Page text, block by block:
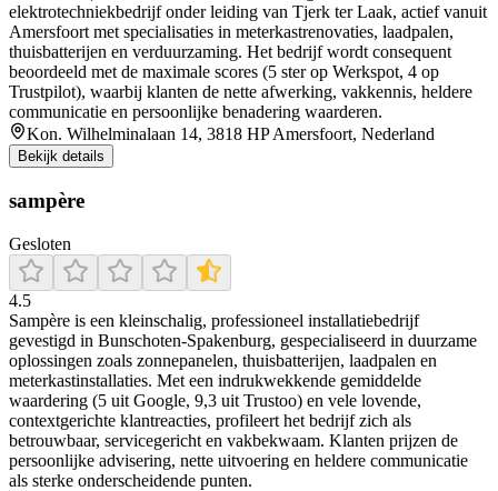
elektrotechniekbedrijf onder leiding van Tjerk ter Laak, actief vanuit
Amersfoort met specialisaties in meterkastrenovaties, laadpalen,
thuisbatterijen en verduurzaming. Het bedrijf wordt consequent
beoordeeld met de maximale scores (5 ster op Werkspot, 4 op
Trustpilot), waarbij klanten de nette afwerking, vakkennis, heldere
communicatie en persoonlijke benadering waarderen.
Kon. Wilhelminalaan 14, 3818 HP Amersfoort, Nederland
Bekijk details
sampère
Gesloten
4.5
Sampère is een kleinschalig, professioneel installatiebedrijf
gevestigd in Bunschoten‑Spakenburg, gespecialiseerd in duurzame
oplossingen zoals zonnepanelen, thuisbatterijen, laadpalen en
meterkastinstallaties. Met een indrukwekkende gemiddelde
waardering (5 uit Google, 9,3 uit Trustoo) en vele lovende,
contextgerichte klantreacties, profileert het bedrijf zich als
betrouwbaar, servicegericht en vakbekwaam. Klanten prijzen de
persoonlijke advisering, nette uitvoering en heldere communicatie
als sterke onderscheidende punten.